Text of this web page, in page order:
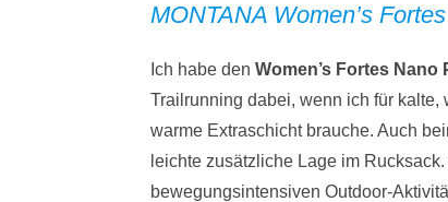
MONTANA Women’s
Ich habe den Women’s Fortes Nano
Trailrunning dabei, wenn ich für
warme Extraschicht brauche. Auch
leichte zusätzliche Lage im
bewegungsintensiven Outdoor-